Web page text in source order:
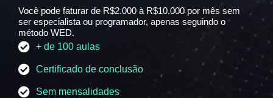
Você pode faturar de R$2.000 à R$10.000 por mês sem
ser especialista ou programador, apenas seguindo o
método WED.
+ de 100 aulas
Certificado de conclusão
Sem mensalidades